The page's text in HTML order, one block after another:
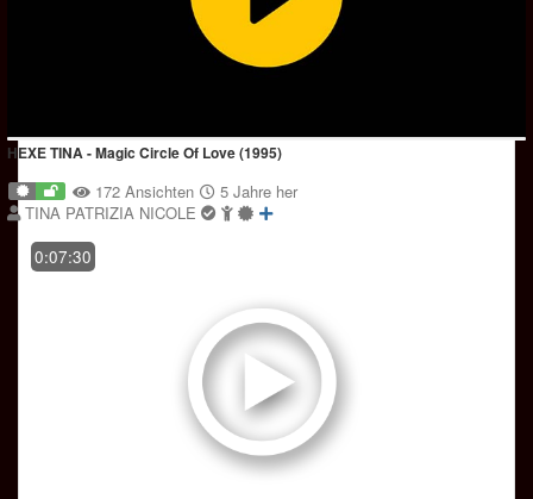
HEXE TINA - Magic Circle Of Love (1995)
172 Ansichten
5 Jahre her
TINA PATRIZIA NICOLE
0:07:30